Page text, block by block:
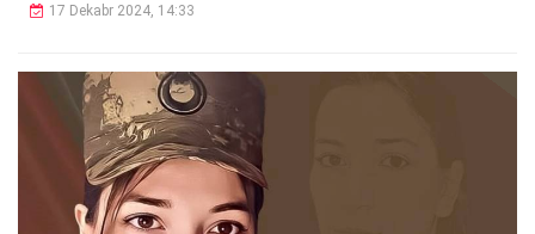
17 Dekabr 2024, 14:33